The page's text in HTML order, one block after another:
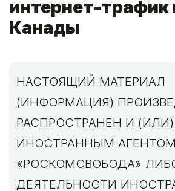
интернет-
Канады
НАСТОЯЩИЙ МАТЕРИАЛ
(ИНФОРМАЦИЯ)
РАСПРОСТРАНЕН И
ИНОСТРАННЫМ АГЕНТОМ
«РОСКОМСВОБОДА»
ДЕЯТЕЛЬНОСТИ